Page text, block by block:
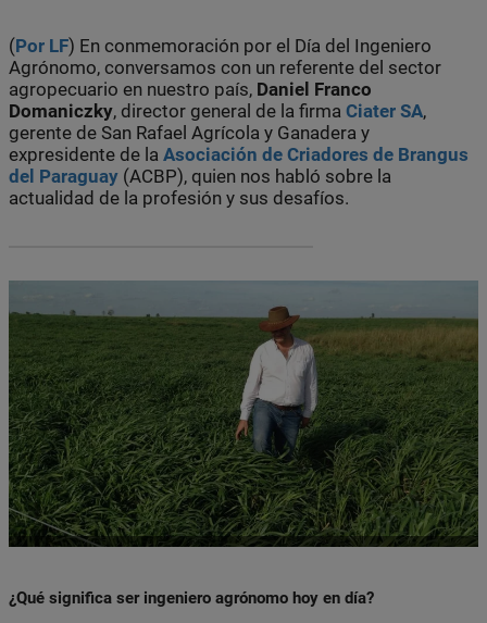
(Por LF) En conmemoración por el Día del Ingeniero
Agrónomo, conversamos con un referente del sector
agropecuario en nuestro país, Daniel Franco
Domaniczky, director general de la firma Ciater SA,
gerente de San Rafael Agrícola y Ganadera y
expresidente de la Asociación de Criadores de Brangus
del Paraguay (ACBP), quien nos habló sobre la
actualidad de la profesión y sus desafíos.
¿Qué significa ser ingeniero agrónomo hoy en día?